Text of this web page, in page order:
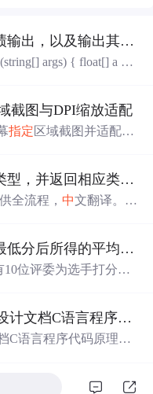
输出，以及输出其中
截图与DPI缩放适配
指定区域截图并适配D
还提供了性能优化技
要高频截图的场景。
型，并返回相应类型数据
全流程， 中文翻译。 C
速完成xml、Json、txt
时间，避免采坑！ Ch
的平均分，然后进行排序得到比赛结果
位评委为选手打分，
作难免有失误，假设你
完成这一任务 下面是
stm32单片机项目资料课程设计文档C语言程序代码原理图电路PCB实例悬挂运动控制系统论文资料
C语言程序代码原理图